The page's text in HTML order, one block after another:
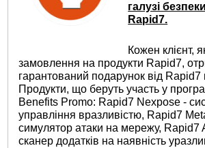
галузі
Rapid7.
Кожен клієнт,
замовлення на продукти Rapid7,
гарантований подарунок від Rapid7
Продукти, що беруть участь у
Benefits Promo: Rapid7 Nexpose -
управління вразливістю, Rapid7
симулятор атаки на мережу, Rapid7
сканер додатків на наявність